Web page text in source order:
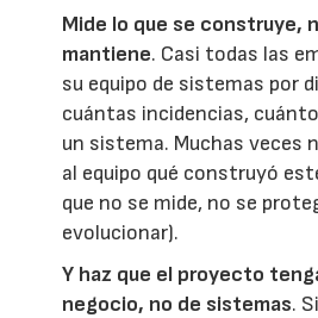
Mide lo que se construye,
mantiene. Casi todas las
su equipo de sistemas por
cuántas incidencias,
un sistema. Muchas veces
al equipo qué construyó
que no se mide, no se
evolucionar).
Y haz que el proyecto
negocio, no de sistemas.